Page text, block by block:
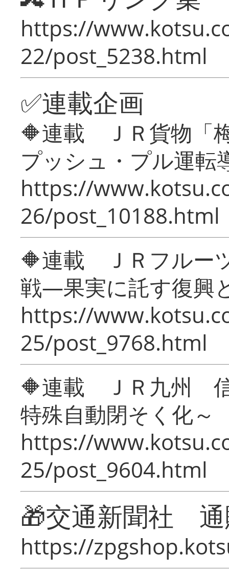
https://
22/post_5238.html
✅連載企画
🔶連載 ＪＲ貨物「
プッシュ・プル運転
https://
26/post_10188.html
🔶連載 ＪＲフルー
戦―果実に託す復興
https://
25/post_9768.html
🔶連載 ＪＲ九州 信
特殊自動閉そく化～
https://
25/post_9604.html
🎁交通新聞社
https://